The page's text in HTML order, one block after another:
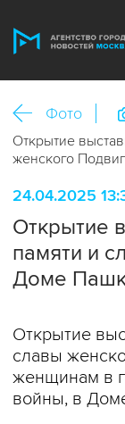
Фото
Открытие
женского
24.04.2025
Открытие
памяти и
Доме
Открытие
славы
женщинам в
войны, в